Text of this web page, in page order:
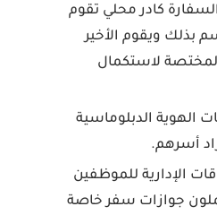
كادر محلي تقوم
بذلك ويقوم الأخير
لاستكمال
الهوية الدبلوماسية
أسرهم.
الإدارية للموظفين
جوازات سفر خاصة